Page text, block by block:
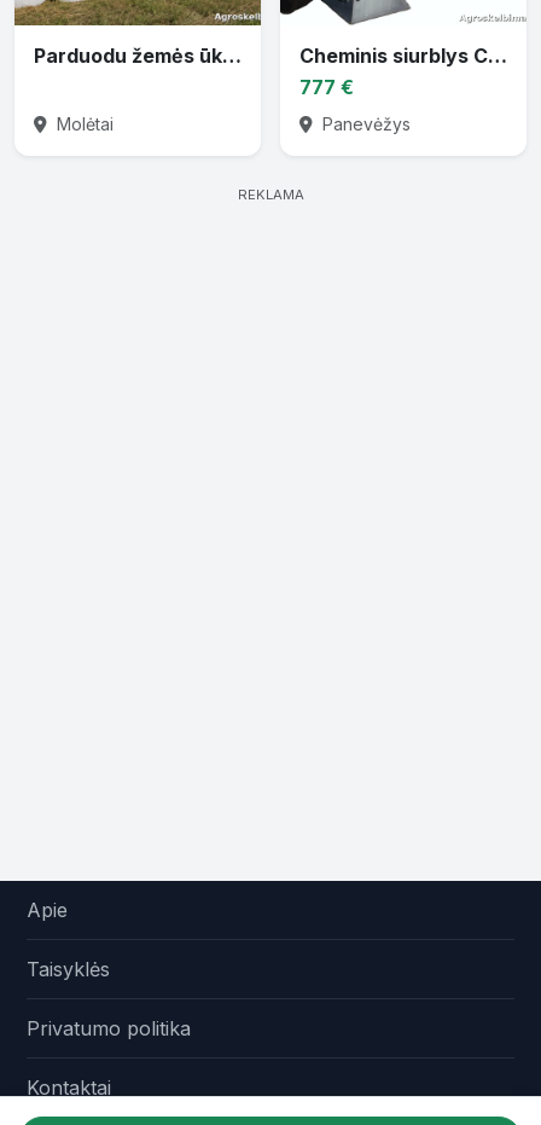
Parduodu žemės ūkio techniką
Molėtai
Cheminis siurblys CTP-30 varomas traktoriaus darbiniu velenu
777 €
Panevėžys
REKLAMA
Apie
Taisyklės
Privatumo politika
Kontaktai